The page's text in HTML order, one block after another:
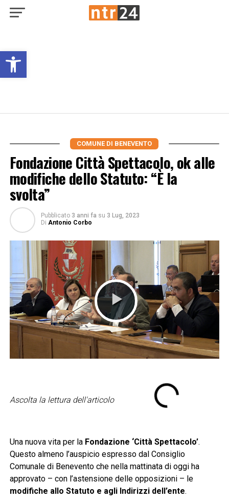
Open toolbar
COMUNE DI BENEVENTO
Fondazione Città Spettacolo, ok alle
modifiche dello Statuto: “È la
svolta”
Pubblicato 3 anni fa su 3 Lug, 2023
Di Antonio Corbo
Ascolta la lettura dell'articolo
Una nuova vita per la Fondazione ‘Città Spettacolo’.
Questo almeno l’auspicio espresso dal Consiglio
Comunale di Benevento che nella mattinata di oggi ha
approvato – con l’astensione delle opposizioni – le
modifiche allo Statuto e agli Indirizzi dell’ente.